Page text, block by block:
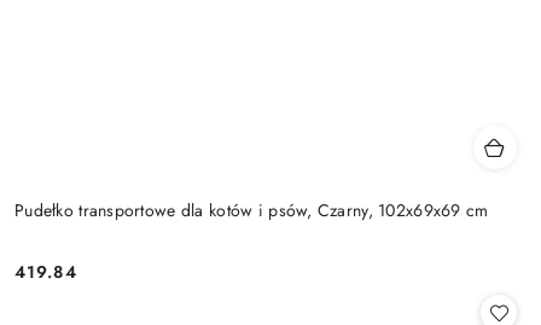
Pudełko transportowe dla kotów i psów, Czarny, 102x69x69 cm
Cena:
419.84